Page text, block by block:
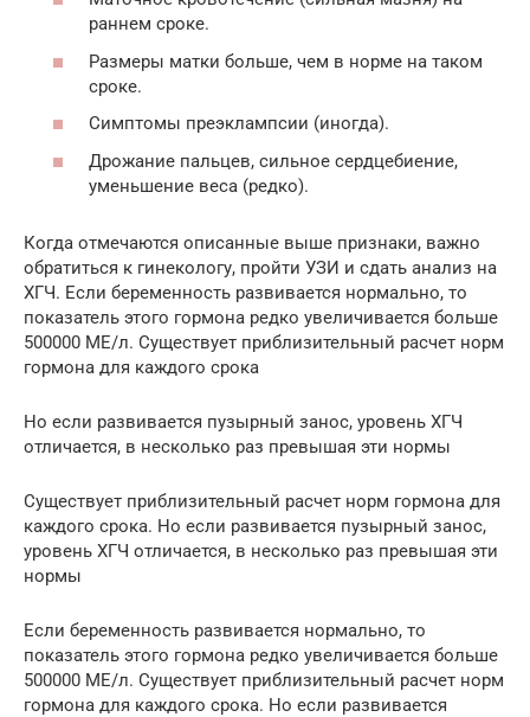
раннем сроке.
Размеры матки больше, чем в норме на таком
сроке.
Симптомы преэклампсии (иногда).
Дрожание пальцев, сильное сердцебиение,
уменьшение веса (редко).
Когда отмечаются описанные выше признаки, важно
обратиться к гинекологу, пройти УЗИ и сдать анализ на
ХГЧ. Если беременность развивается нормально, то
показатель этого гормона редко увеличивается больше
500000 МЕ/л. Существует приблизительный расчет норм
гормона для каждого срока
Но если развивается пузырный занос, уровень ХГЧ
отличается, в несколько раз превышая эти нормы
Существует приблизительный расчет норм гормона для
каждого срока. Но если развивается пузырный занос,
уровень ХГЧ отличается, в несколько раз превышая эти
нормы
Если беременность развивается нормально, то
показатель этого гормона редко увеличивается больше
500000 МЕ/л. Существует приблизительный расчет норм
гормона для каждого срока. Но если развивается